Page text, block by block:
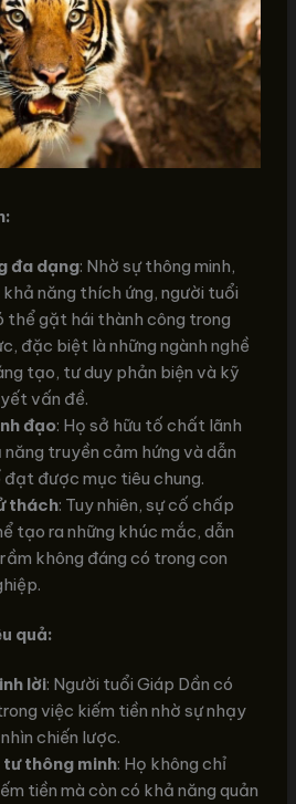
đa dạng: Nhờ sự thông minh,
năng thích ứng, người tuổi
thể gặt hái thành công trong
đặc biệt là những ngành nghề
tạo, tư duy phản biện và kỹ
vấn đề.
đạo: Họ sở hữu tố chất lãnh
truyền cảm hứng và dẫn
được mục tiêu chung.
thách: Tuy nhiên, sự cố chấp
tạo ra những khúc mắc, dẫn
không đáng có trong con
quả:
lời: Người tuổi Giáp Dần có
việc kiếm tiền nhờ sự nhạy
chiến lược.
tư thông minh: Họ không chỉ
tiền mà còn có khả năng quản